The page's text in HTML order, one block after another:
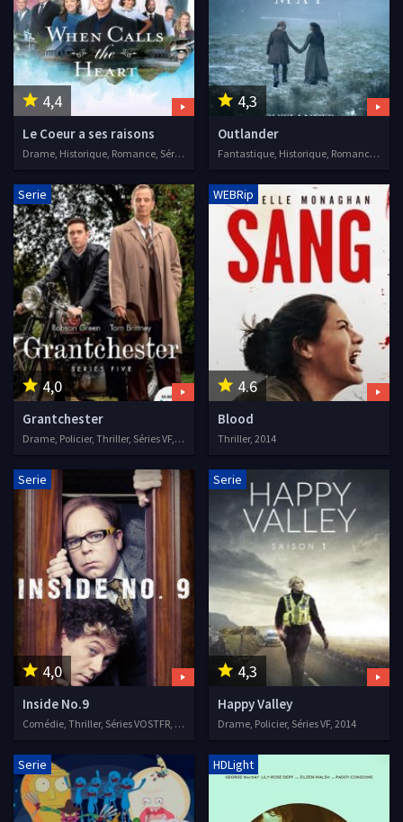
4,4
Le Coeur a ses raisons
Drame, Historique, Romance, Séries VOSTFR, 2014
4,3
Outlander
Fantastique, Historique, Romance, Science fiction, Séries VF, 2014
4,0
Serie
Grantchester
Drame, Policier, Thriller, Séries VF, 2014
4.6
WEBRip
Blood
Thriller, 2014
4,0
Serie
Inside No.9
Comédie, Thriller, Séries VOSTFR, 2014
4,3
Serie
Happy Valley
Drame, Policier, Séries VF, 2014
Serie HDLight